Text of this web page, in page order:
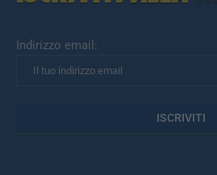
Indirizzo email: